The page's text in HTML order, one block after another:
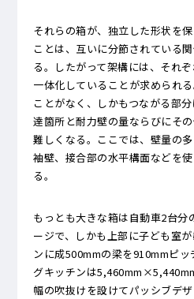
それらの箱が、独立した形状を
ことは、互いに分節されている
る。したがって架構には、それ
一体化していることが求められ
ことがなく、しかもつながる部
達箇所と耐力壁の量ならびにそ
難しくなる。ここでは、壁量の
袖壁、接合部の水平構面などを
る。
もっとも大きな箱は自動車2台分
ージで、しかも上部に子ども室
ンに成500mmの梁を910mmピ
グキッチンは
幅の吹抜けを設けてパッシブデ